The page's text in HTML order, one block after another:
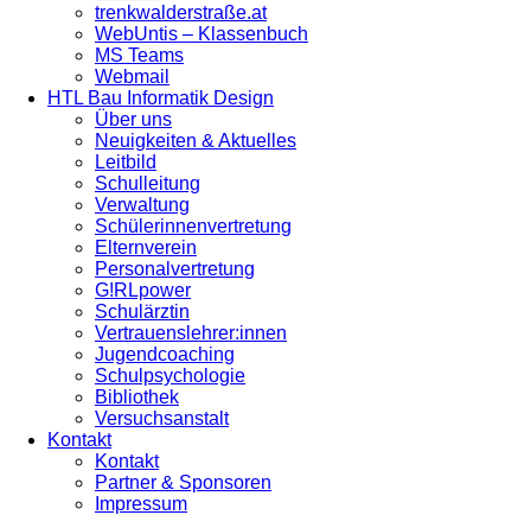
trenkwalderstraße.at
WebUntis – Klassenbuch
MS Teams
Webmail
HTL Bau Informatik Design
Über uns
Neuigkeiten & Aktuelles
Leitbild
Schulleitung
Verwaltung
Schülerinnenvertretung
Elternverein
Personalvertretung
G!RLpower
Schulärztin
Vertrauenslehrer:innen
Jugendcoaching
Schulpsychologie
Bibliothek
Versuchsanstalt
Kontakt
Kontakt
Partner & Sponsoren
Impressum